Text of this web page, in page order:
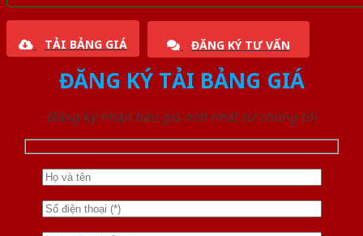
TẢI BẢNG GIÁ ĐĂNG KÝ TƯ VẤN
ĐĂNG KÝ TẢI BẢNG GIÁ
Đăng ký nhận báo giá mới nhất từ chúng tôi